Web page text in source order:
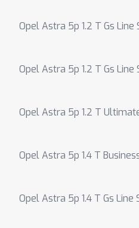
Opel Astra 5p 1.2 T Gs Line
Opel Astra 5p 1.2 T Gs Line
Opel Astra 5p 1.2 T
Opel Astra 5p 1.4 T
Opel Astra 5p 1.4 T Gs Line